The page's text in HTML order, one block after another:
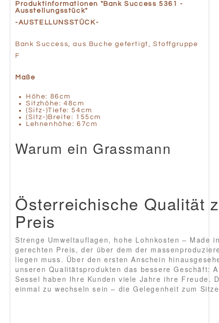
Produktinformationen "Bank Success 5361 -
Ausstellungsstück"
-AUSTELLUNSSTÜCK-
Bank Success, aus Buche gefertigt, Stoffgruppe
F
Maße
Höhe: 86cm
Sitzhöhe: 48cm
(Sitz-)Tiefe: 54cm
(SItz-)Breite: 155cm
Lehnenhöhe: 67cm
Warum ein Grassmann
Österreichische Qualität
Preis
Strenge Umweltauflagen, hohe Lohnkosten – Made
gerechten Preis, der über dem der
liegen muss. Über den ersten Anschein
unseren Qualitätsprodukten das bessere Geschäft:
Sessel haben Ihre Kunden viele Jahre ihre Freude.
einmal zu wechseln sein – die Gelegenheit zum